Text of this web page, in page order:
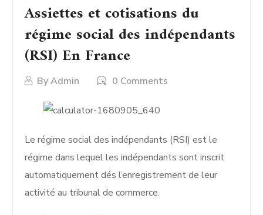
Assiettes et cotisations du
régime social des indépendants
(RSI) En France
ByAdmin 0 Comments
Le régime social des indépendants (RSI) est le
régime dans lequel les indépendants sont inscrit
automatiquement dés l’enregistrement de leur
activité au tribunal de commerce.